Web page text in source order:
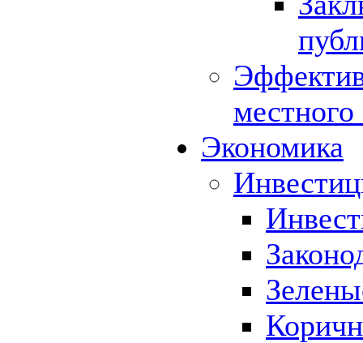
Экономика